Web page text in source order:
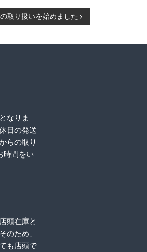
取り扱いを始めました
なりま
日の発送
らの取り
時間をい
頭在庫と
のため、
も店頭で